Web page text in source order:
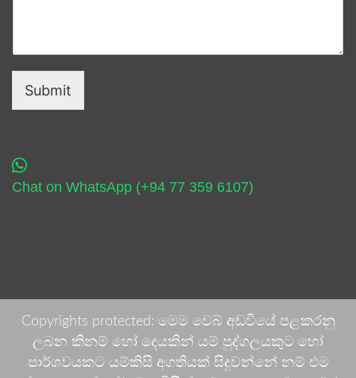
Submit
Chat on WhatsApp (+94 77 359 6107)
Copyrights protected: මෙම වෙබ් අඩවියේ පළකරනු
ලබන කිනම් හෝ දෙයකින් යම් පුද්ගලයකුට හෝ
පාර්ශවයකට යම්කිසි අගතියක් සිදුවන්නේ නම් එම